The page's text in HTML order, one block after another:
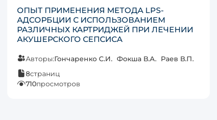
ОПЫТ ПРИМЕНЕНИЯ МЕТОДА LPS-
АДСОРБЦИИ С ИСПОЛЬЗОВАНИЕМ
РАЗЛИЧНЫХ КАРТРИДЖЕЙ ПРИ ЛЕЧЕНИИ
АКУШЕРСКОГО СЕПСИСА
Авторы:Гончаренко С.И. Фокша В.А. Раев В.П.
8страниц
710просмотров